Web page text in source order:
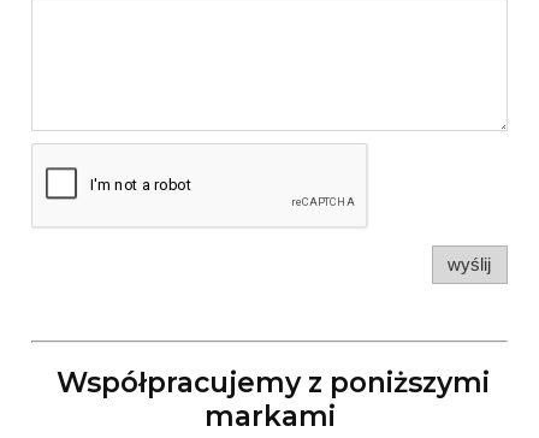
wyślij
Współpracujemy z poniższymi
markami